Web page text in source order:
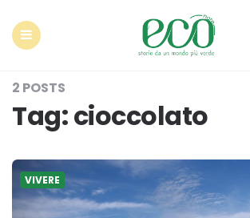
2 POSTS
Tag:cioccolato
VIVERE